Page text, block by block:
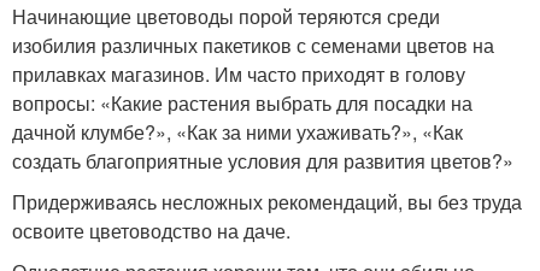
Начинающие цветоводы порой теряются среди
изобилия различных пакетиков с семенами цветов на
прилавках магазинов. Им часто приходят в голову
вопросы: «Какие растения выбрать для посадки на
дачной клумбе?», «Как за ними ухаживать?», «Как
создать благоприятные условия для развития цветов?»
Придерживаясь несложных рекомендаций, вы без труда
освоите цветоводство на даче.